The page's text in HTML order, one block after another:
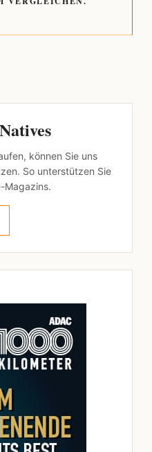
können Sie uns
So unterstützen Sie
Magazins.